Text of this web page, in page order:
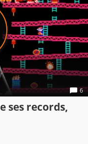
6
ses records,